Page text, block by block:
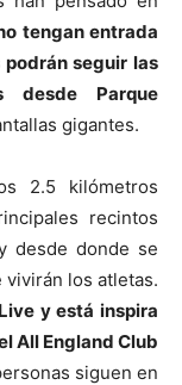
tengan entrada
seguir las
desde Parque
gigantes.
2.5 kilómetros
recintos
desde donde se
los atletas.
y está inspira
All England Club
siguen en